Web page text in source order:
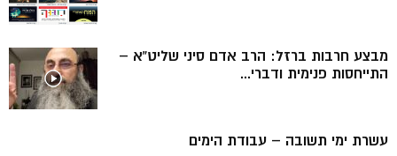
מבצע חרבות ברזל: הרב אדם סיני שליט”א –
התייחסות פנימית ודברי...
עשרת ימי תשובה – עבודת הימים